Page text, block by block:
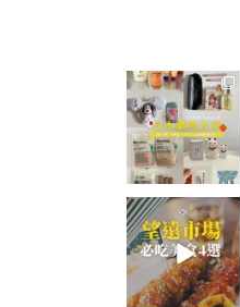
💭留言「免費」
傳日本藥妝店/百
貨/機場/Donki/
折價券給你...
531
49
\🇰🇷韓國望遠市
場4家必吃美食
😋/
💭留言「望遠市
場」傳地址給
你...